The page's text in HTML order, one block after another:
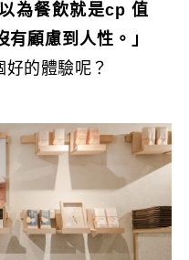
為餐飲就是cp 值
顧慮到人性。」
的體驗呢？